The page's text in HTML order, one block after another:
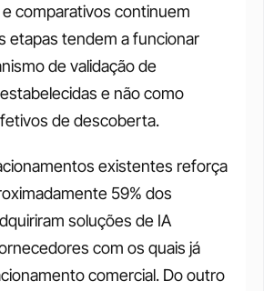
comparativos continuem
etapas tendem a funcionar
de validação de
e não como
de descoberta.
existentes reforça
59% dos
soluções de IA
com os quais já
comercial. Do outro